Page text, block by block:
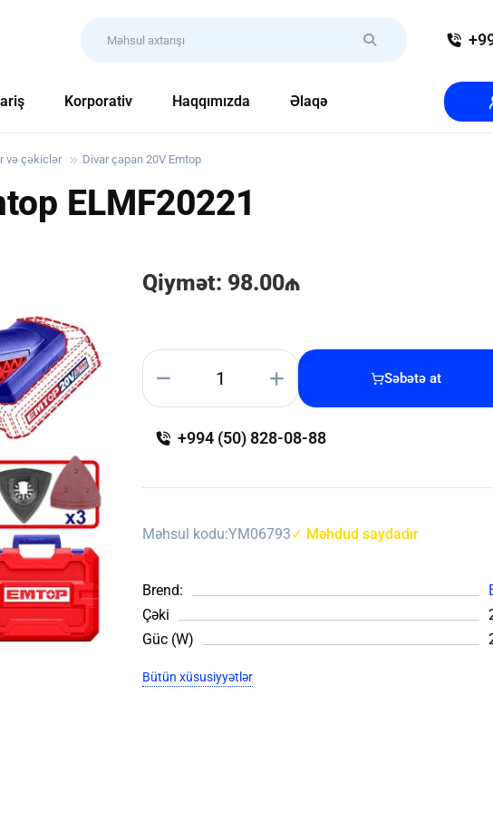
Korporativ Haqqımızda Əlaqə
və çəkiclər Divar çapan 20V Emtop
ELMF20221
Qiymət: 98.00₼
Səbətə at
+994 (50) 828-08-88
Məhsul kodu:YM06793✓ Məhdud saydadır
Brend:
Çəki
Güc (W)
Bütün xüsusiyyətlər